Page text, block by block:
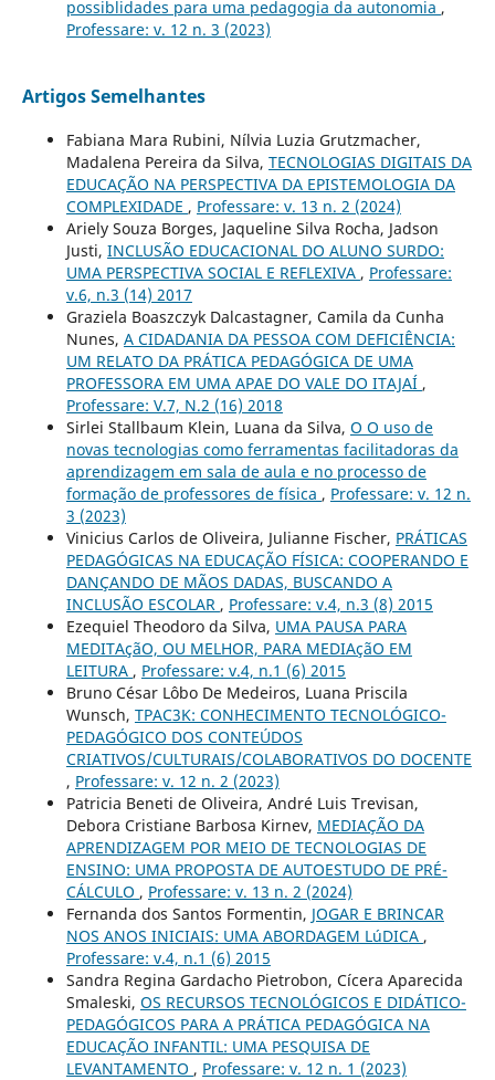
possiblidades para uma pedagogia da autonomia ,
Professare: v. 12 n. 3 (2023)
Artigos Semelhantes
Fabiana Mara Rubini, Nílvia Luzia Grutzmacher,
Madalena Pereira da Silva, TECNOLOGIAS DIGITAIS DA
EDUCAÇÃO NA PERSPECTIVA DA EPISTEMOLOGIA DA
COMPLEXIDADE , Professare: v. 13 n. 2 (2024)
Ariely Souza Borges, Jaqueline Silva Rocha, Jadson
Justi, INCLUSÃO EDUCACIONAL DO ALUNO SURDO:
UMA PERSPECTIVA SOCIAL E REFLEXIVA , Professare:
v.6, n.3 (14) 2017
Graziela Boaszczyk Dalcastagner, Camila da Cunha
Nunes, A CIDADANIA DA PESSOA COM DEFICIÊNCIA:
UM RELATO DA PRÁTICA PEDAGÓGICA DE UMA
PROFESSORA EM UMA APAE DO VALE DO ITAJAÍ ,
Professare: V.7, N.2 (16) 2018
Sirlei Stallbaum Klein, Luana da Silva, O O uso de
novas tecnologias como ferramentas facilitadoras da
aprendizagem em sala de aula e no processo de
formação de professores de física , Professare: v. 12 n.
3 (2023)
Vinicius Carlos de Oliveira, Julianne Fischer, PRÁTICAS
PEDAGÓGICAS NA EDUCAÇÃO FÍSICA: COOPERANDO E
DANÇANDO DE MÃOS DADAS, BUSCANDO A
INCLUSÃO ESCOLAR , Professare: v.4, n.3 (8) 2015
Ezequiel Theodoro da Silva, UMA PAUSA PARA
MEDITAçãO, OU MELHOR, PARA MEDIAçãO EM
LEITURA , Professare: v.4, n.1 (6) 2015
Bruno César Lôbo De Medeiros, Luana Priscila
Wunsch, TPAC3K: CONHECIMENTO TECNOLÓGICO-
PEDAGÓGICO DOS CONTEÚDOS
CRIATIVOS/CULTURAIS/COLABORATIVOS DO DOCENTE
, Professare: v. 12 n. 2 (2023)
Patricia Beneti de Oliveira, André Luis Trevisan,
Debora Cristiane Barbosa Kirnev, MEDIAÇÃO DA
APRENDIZAGEM POR MEIO DE TECNOLOGIAS DE
ENSINO: UMA PROPOSTA DE AUTOESTUDO DE PRÉ-
CÁLCULO , Professare: v. 13 n. 2 (2024)
Fernanda dos Santos Formentin, JOGAR E BRINCAR
NOS ANOS INICIAIS: UMA ABORDAGEM LúDICA ,
Professare: v.4, n.1 (6) 2015
Sandra Regina Gardacho Pietrobon, Cícera Aparecida
Smaleski, OS RECURSOS TECNOLÓGICOS E DIDÁTICO-
PEDAGÓGICOS PARA A PRÁTICA PEDAGÓGICA NA
EDUCAÇÃO INFANTIL: UMA PESQUISA DE
LEVANTAMENTO , Professare: v. 12 n. 1 (2023)